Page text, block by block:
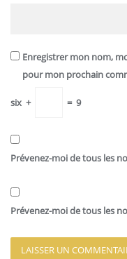
Enregistrer mon nom,
pour mon prochain
six + = 9
Prévenez-moi de tous les
Prévenez-moi de tous les